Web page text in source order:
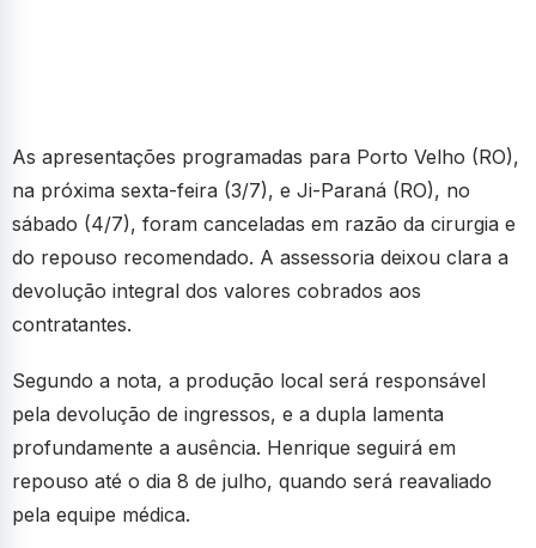
As apresentações programadas para Porto Velho (RO),
na próxima sexta-feira (3/7), e Ji-Paraná (RO), no
sábado (4/7), foram canceladas em razão da cirurgia e
do repouso recomendado. A assessoria deixou clara a
devolução integral dos valores cobrados aos
contratantes.
Segundo a nota, a produção local será responsável
pela devolução de ingressos, e a dupla lamenta
profundamente a ausência. Henrique seguirá em
repouso até o dia 8 de julho, quando será reavaliado
pela equipe médica.